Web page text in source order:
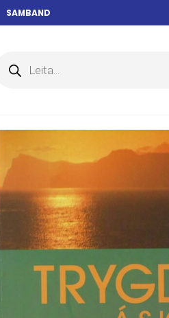
SAMBAND
search